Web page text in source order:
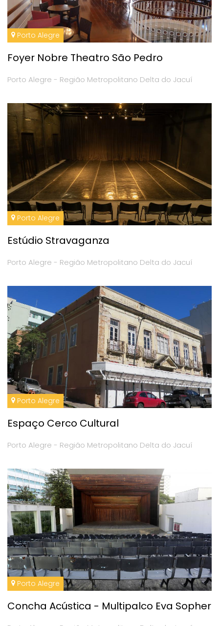
Porto Alegre
Foyer Nobre Theatro São Pedro
Porto Alegre - Região Metropolitano Delta do Jacuí
Porto Alegre
Estúdio Stravaganza
Porto Alegre - Região Metropolitano Delta do Jacuí
Porto Alegre
Espaço Cerco Cultural
Porto Alegre - Região Metropolitano Delta do Jacuí
Porto Alegre
Concha Acústica - Multipalco Eva Sopher